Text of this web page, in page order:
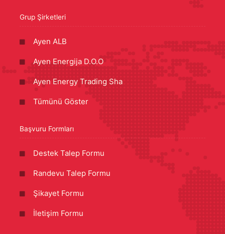
Grup Şirketleri
Ayen ALB
Ayen Energija D.O.O
Ayen Energy Trading Sha
Tümünü Göster
Başvuru Formları
Destek Talep Formu
Randevu Talep Formu
Şikayet Formu
İletişim Formu